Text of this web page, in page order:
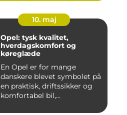
10. maj
Opel: tysk kvalitet,
hverdagskomfort og
køreglæde
En Opel er for mange
danskere blevet symbolet på
en praktisk, driftssikker og
komfortabel bil,...